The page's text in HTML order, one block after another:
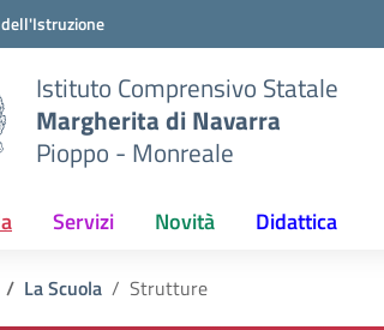
Istituto Comprensivo Statale
Margherita di Navarra
Pioppo - Monreale
Servizi Novità Didattica
La Scuola Strutture